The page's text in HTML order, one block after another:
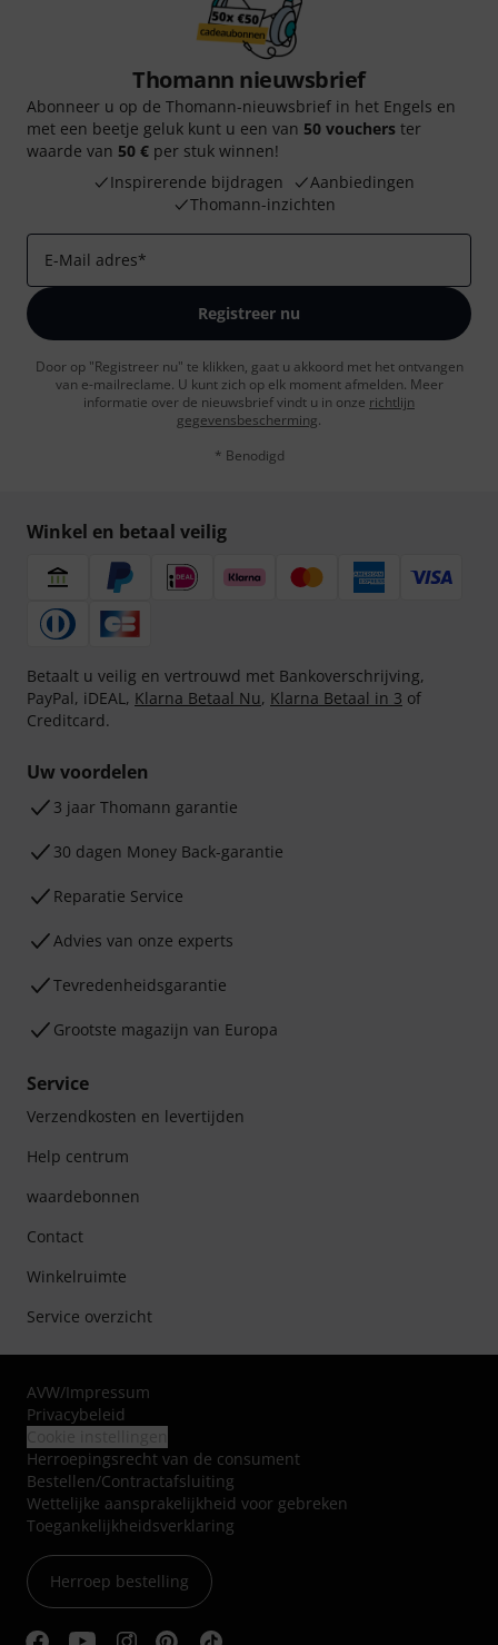
Thomann nieuwsbrief
Abonneer u op de Thomann-nieuwsbrief in het Engels en
met een beetje geluk kunt u een van 50 vouchers ter
waarde van 50 € per stuk winnen!
Inspirerende bijdragen
Aanbiedingen
Thomann-inzichten
E-Mail adres*
Registreer nu
Door op "Registreer nu" te klikken, gaat u akkoord met het ontvangen
van e-mailreclame. U kunt zich op elk moment afmelden. Meer
informatie over de nieuwsbrief vindt u in onze richtlijn
gegevensbescherming.
* Benodigd
Winkel en betaal veilig
Betaalt u veilig en vertrouwd met Bankoverschrijving,
PayPal, iDEAL, Klarna Betaal Nu, Klarna Betaal in 3 of
Creditcard.
Uw voordelen
3 jaar Thomann garantie
30 dagen Money Back-garantie
Reparatie Service
Advies van onze experts
Tevredenheidsgarantie
Grootste magazijn van Europa
Service
Verzendkosten en levertijden
Help centrum
waardebonnen
Contact
Winkelruimte
Service overzicht
AVW/Impressum
Privacybeleid
Herroepingsrecht van de consument
Bestellen/Contractafsluiting
Wettelijke aansprakelijkheid voor gebreken
Toegankelijkheidsverklaring
Herroep bestelling